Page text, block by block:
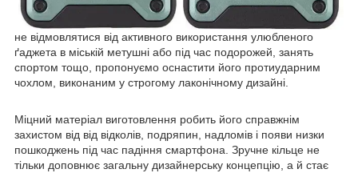
не відмовлятися від активного використання улюбленого
ґаджета в міській метушні або під час подорожей, занять
спортом тощо, пропонуємо оснастити його протиударним
чохлом, виконаним у строгому лаконічному дизайні.
Міцний матеріал виготовлення робить його справжнім
захистом від від відколів, подряпин, надломів і появи низки
пошкоджень під час падіння смартфона. Зручне кільце не
тільки доповнює загальну дизайнерську концепцію, а й стає